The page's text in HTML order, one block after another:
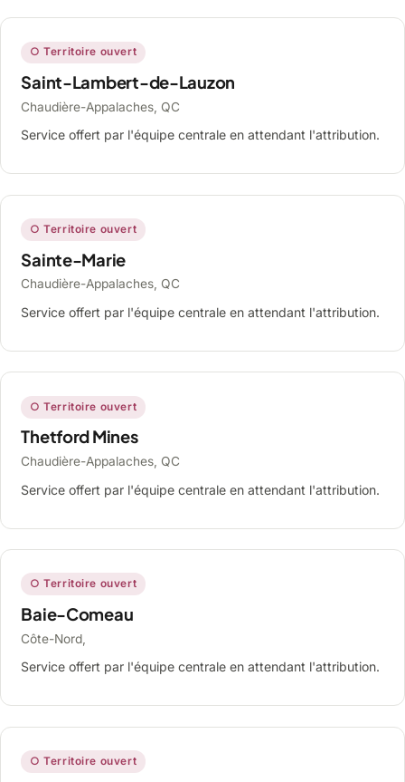
○ Territoire ouvert
Saint-Lambert-de-Lauzon
Chaudière-Appalaches, QC
Service offert par l'équipe centrale en attendant l'attribution.
○ Territoire ouvert
Sainte-Marie
Chaudière-Appalaches, QC
Service offert par l'équipe centrale en attendant l'attribution.
○ Territoire ouvert
Thetford Mines
Chaudière-Appalaches, QC
Service offert par l'équipe centrale en attendant l'attribution.
○ Territoire ouvert
Baie-Comeau
Côte-Nord,
Service offert par l'équipe centrale en attendant l'attribution.
○ Territoire ouvert